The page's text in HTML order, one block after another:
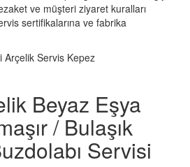
ve müşteri ziyaret kuralları
sertifikalarına ve fabrika
Arçelik Servis Kepez
Beyaz Eşya
/ Bulaşık
Servisi